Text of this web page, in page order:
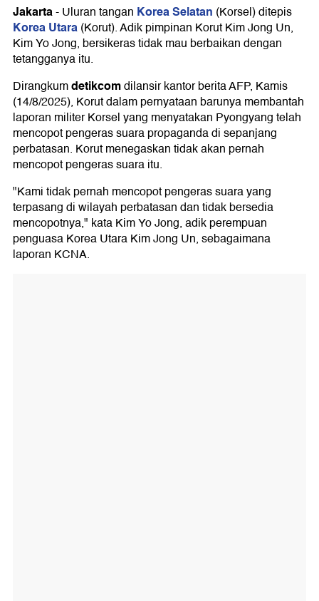
Jakarta-Uluran tangan Korea Selatan (Korsel) ditepis
Korea Utara(Korut). Adik pimpinan Korut Kim Jong Un,
Kim Yo Jong, bersikeras tidak mau berbaikan dengan
tetangganya itu.
Dirangkumdetikcomdilansir kantor berita AFP, Kamis
(14/8/2025), Korut dalam pernyataan barunya membantah
laporan militer Korsel yang menyatakan Pyongyang telah
mencopot pengeras suara propaganda di sepanjang
perbatasan. Korut menegaskan tidak akan pernah
mencopot pengeras suara itu.
"Kami tidak pernah mencopot pengeras suara yang
terpasang di wilayah perbatasan dan tidak bersedia
mencopotnya," kata Kim Yo Jong, adik perempuan
penguasa Korea Utara Kim Jong Un, sebagaimana
laporan KCNA.